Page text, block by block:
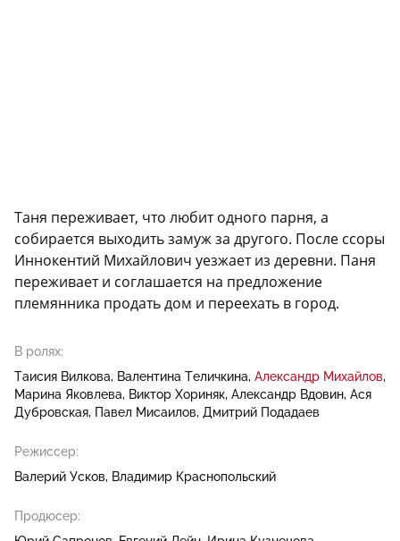
Таня переживает, что любит одного парня, а
собирается выходить замуж за другого. После ссоры
Иннокентий Михайлович уезжает из деревни. Паня
переживает и соглашается на предложение
племянника продать дом и переехать в город.
В ролях:
Таисия Вилкова Валентина Теличкина Александр Михайлов
Марина Яковлева Виктор Хориняк Александр Вдовин Ася
Дубровская Павел Мисаилов Дмитрий Подадаев
Режиссер:
Валерий Усков
Владимир Краснопольский
Продюсер: